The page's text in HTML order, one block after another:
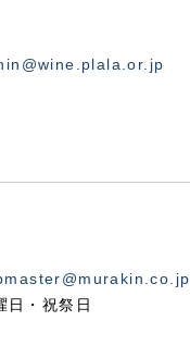
・祝祭日